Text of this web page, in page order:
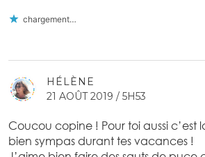
chargement…
HÉLÈNE
21 AOÛT 2019 / 5H53
Coucou copine ! Pour toi aussi
bien sympas durant tes vacances !